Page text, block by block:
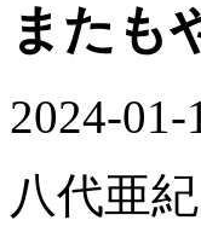
またも
2024-01-
八代亜